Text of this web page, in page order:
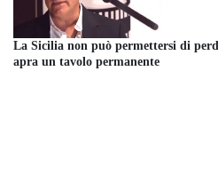
La Sicilia non può permettersi di
apra un tavolo permanente